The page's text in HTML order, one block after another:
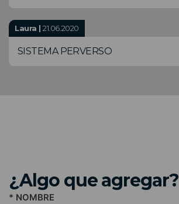
Laura |21.06.2020
SISTEMA PERVERSO
¿Algo que agregar?
* NOMBRE